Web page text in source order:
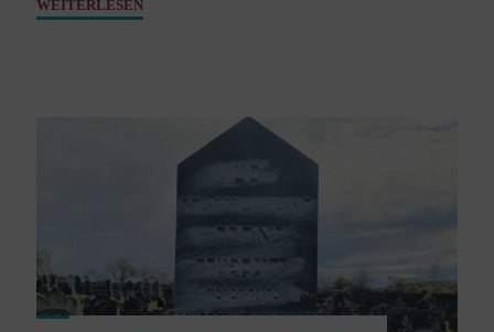
WEITERLESEN"Biermann
Dezember